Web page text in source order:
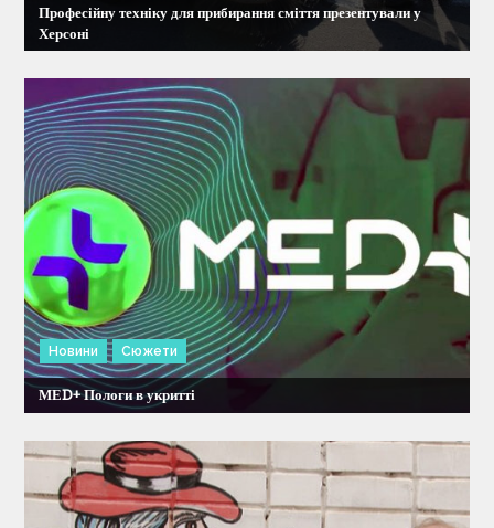
п
и
с
і
в
Професійну техніку для прибирання сміття презентували у
Херсоні
Новини Сюжети
МЕD+ Пологи в укритті